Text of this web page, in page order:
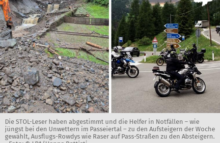
Die STOL-Leser haben abgestimmt und die Helfer in Notfällen – wie
jüngst bei den Unwettern im Passeiertal – zu den Aufsteigern der Woche
gewählt, Ausflugs-Rowdys wie Raser auf Pass-Straßen zu den Absteigern.